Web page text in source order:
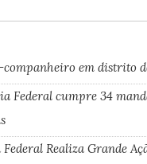
em distrito
Federal cumpre 34
Realiza Grande